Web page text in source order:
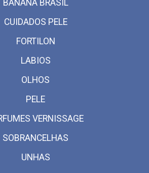
BANANA BRASIL
CUIDADOS PELE
FORTILON
LABIOS
OLHOS
PELE
VERNISSAGE
SOBRANCELHAS
UNHAS